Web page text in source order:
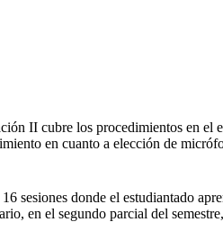
II cubre los procedimientos en el
en cuanto a elección de
sesiones donde el estudiantado
en el segundo parcial del